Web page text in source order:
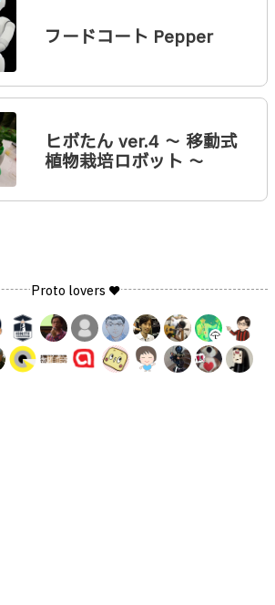
フードコート Pepper
ヒボたん ver.4 〜 移動式
植物栽培ロボット 〜
Proto lovers ♥